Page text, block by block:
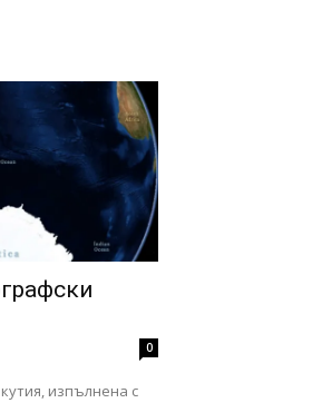
0
изпълнена с